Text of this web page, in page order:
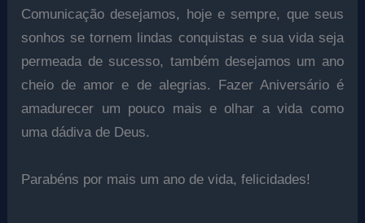
Comunicação desejamos, hoje e sempre, que seus
sonhos se tornem lindas conquistas e sua vida seja
permeada de sucesso, também desejamos um ano
cheio de amor e de alegrias. Fazer Aniversário é
amadurecer um pouco mais e olhar a vida como
uma dádiva de Deus.
Parabéns por mais um ano de vida, felicidades!